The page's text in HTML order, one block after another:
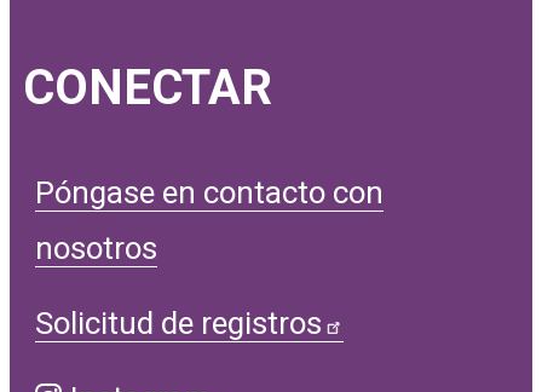
CONECTAR
Póngase en contacto con
nosotros
Solicitud de registros